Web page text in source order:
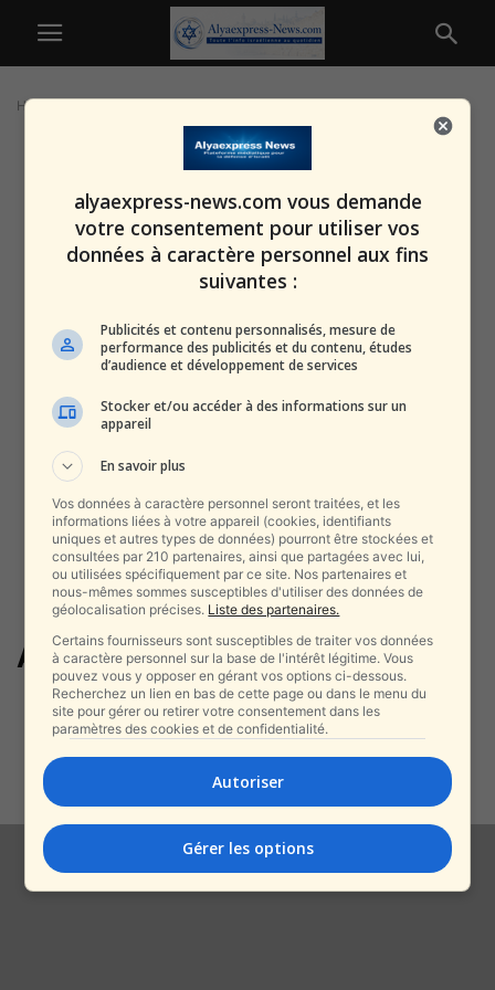
Home
Assaf Amdursky
Polémique autour de la pétition
des artistes : Idan Amédi
s’emporte...
alxprss_sab - 4 août 2025
alyaexpress-news.com vous demande
votre consentement pour utiliser vos
données à caractère personnel aux fins
suivantes :
Publicités et contenu personnalisés, mesure de
performance des publicités et du contenu, études
d’audience et développement de services
Stocker et/ou accéder à des informations sur un
appareil
En savoir plus
Vos données à caractère personnel seront traitées, et les
informations liées à votre appareil (cookies, identifiants
uniques et autres types de données) pourront être stockées et
consultées par 210 partenaires, ainsi que partagées avec lui,
ou utilisées spécifiquement par ce site. Nos partenaires et
nous-mêmes sommes susceptibles d'utiliser des données de
géolocalisation précises. Liste des partenaires.
Certains fournisseurs sont susceptibles de traiter vos données
à caractère personnel sur la base de l'intérêt légitime. Vous
pouvez vous y opposer en gérant vos options ci-dessous.
Recherchez un lien en bas de cette page ou dans le menu du
site pour gérer ou retirer votre consentement dans les
paramètres des cookies et de confidentialité.
Autoriser
Gérer les options